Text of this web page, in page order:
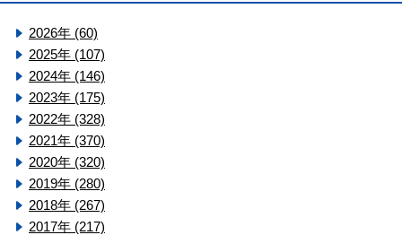
2026年 (60)
2025年 (107)
2024年 (146)
2023年 (175)
2022年 (328)
2021年 (370)
2020年 (320)
2019年 (280)
2018年 (267)
2017年 (217)